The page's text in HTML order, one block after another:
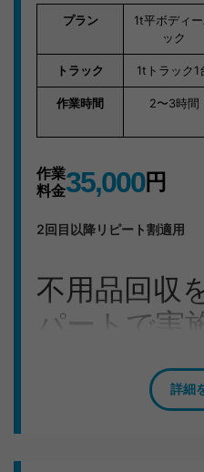
プラン
1t平ボディ
ック
トラック 1tトラック1
作業時間 2〜3時間
作業
料金35,000円
2回目以降リピート割適用
不用品回収
パートで実
ル・食器類一式を処分し
即日お伺いしました。
詳細